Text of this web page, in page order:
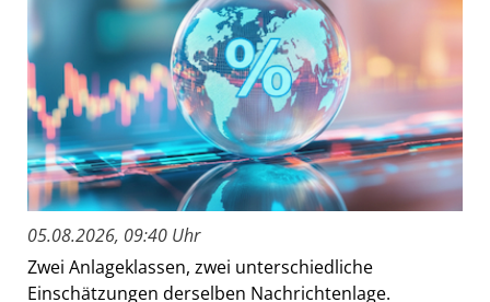
05.08.2026, 09:40 Uhr
Zwei Anlageklassen, zwei unterschiedliche
Einschätzungen derselben Nachrichtenlage.